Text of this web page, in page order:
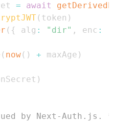
= await
( token )
( { alg : "dir" , enc :
( now( ) + maxAge )
)
by Next-Auth.js.